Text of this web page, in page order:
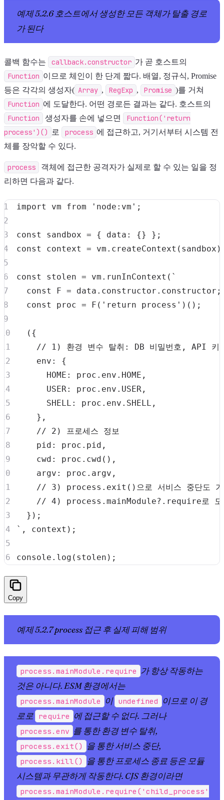
예제 5.2.6 호스트에서 생성한 모든 객체가 탈출 경로
가 된다
콜백 함수는 callback.constructor 가 곧 호스트의
Function 이므로 체인이 한 단계 짧다. 배열, 정규식, Promise
등은 각각의 생성자( Array , RegExp , Promise )를 거쳐
Function 에 도달한다. 어떤 경로든 결과는 같다. 호스트의
Function 생성자를 손에 넣으면
Function('return
process')()
로 process 에 접근하고, 거기서부터 시스템 전
체를 장악할 수 있다.
process
객체에 접근한 공격자가 실제로 할 수 있는 일을 정
리하면 다음과 같다.
import vm from 'node:vm' ;
const sandbox = { data : {} } ;
const
context = vm . createContext ( sandbox )
const stolen = vm . runInContext ( `
` , context ) ;
console . log ( stolen ) ;
Copy
예제 5.2.7 process 접근 후 실제 피해 범위
process.mainModule.require 가 항상 작동하는
것은 아니다. ESM 환경에서는
process.mainModule 이 undefined
이므로 이 경
로로 require 에 접근할 수 없다. 그러나
process.env 를 통한 환경 변수 탈취,
process.exit() 을 통한 서비스 중단,
process.kill()
을 통한 프로세스 종료 등은 모듈
시스템과 무관하게 작동한다. CJS 환경이라면
process.mainModule.require('child_process'